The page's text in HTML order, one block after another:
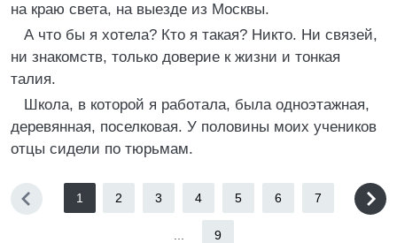
на краю света, на выезде из Москвы.
А что бы я хотела? Кто я такая? Никто. Ни связей,
ни знакомств, только доверие к жизни и тонкая
талия.
Школа, в которой я работала, была одноэтажная,
деревянная, поселковая. У половины моих учеников
отцы сидели по тюрьмам.
1 2 3 4 5 6 7
9